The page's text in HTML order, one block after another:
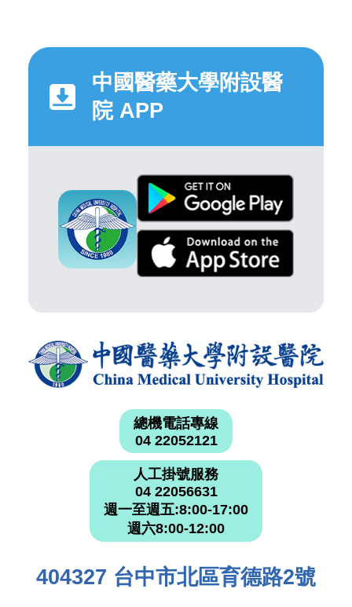
中國醫藥大學附設醫
院 APP
總機電話專線
04 22052121
人工掛號服務
04 22056631
週一至週五:8:00-17:00
週六8:00-12:00
404327 台中市北區育德路2號